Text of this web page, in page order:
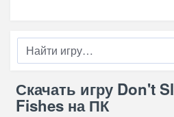
Скачать игру Don't
Fishes на ПК